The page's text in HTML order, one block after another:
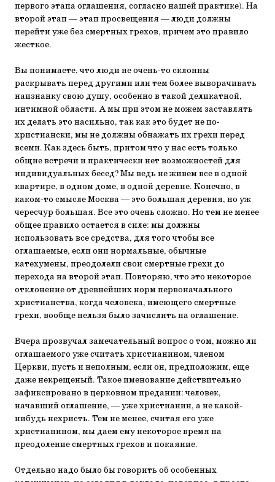
первого этапа оглашения, согласно нашей практике). На
второй этап — этап просвещения — люди должны
перейти уже без смертных грехов, причем это правило
жесткое.
Вы понимаете, что люди не очень-то склонны
раскрывать перед другими или тем более выворачивать
наизнанку свою душу, особенно в такой деликатной,
интимной области. А мы при этом не можем заставлять
их делать это насильно, так как это будет не по-
христиански, мы не должны обнажать их грехи перед
всеми. Как здесь быть, притом что у нас есть только
общие встречи и практически нет возможностей для
индивидуальных бесед? Мы ведь не живем все в одной
квартире, в одном доме, в одной деревне. Конечно, в
каком-то смысле Москва — это большая деревня, но уж
чересчур большая. Все это очень сложно. Но тем не менее
общее правило остается в силе: мы должны
использовать все средства, для того чтобы все
оглашаемые, если они нормальные, обычные
катехумены, преодолели свои смертные грехи до
перехода на второй этап. Повторяю, что это некоторое
отклонение от древнейших норм первоначального
христианства, когда человека, имеющего смертные
грехи, вообще нельзя было зачислить на оглашение.
Вчера прозвучал замечательный вопрос о том, можно ли
оглашаемого уже считать христианином, членом
Церкви, пусть и неполным, если он, предположим, еще
даже некрещеный. Такое именование действительно
зафиксировано в церковном предании: человек,
начавший оглашение, — уже христианин, а не какой-
нибудь нехристь. Тем не менее, считая его уже
христианином, мы даем ему некоторое время на
преодоление смертных грехов и покаяние.
Отдельно надо было бы говорить об особенных